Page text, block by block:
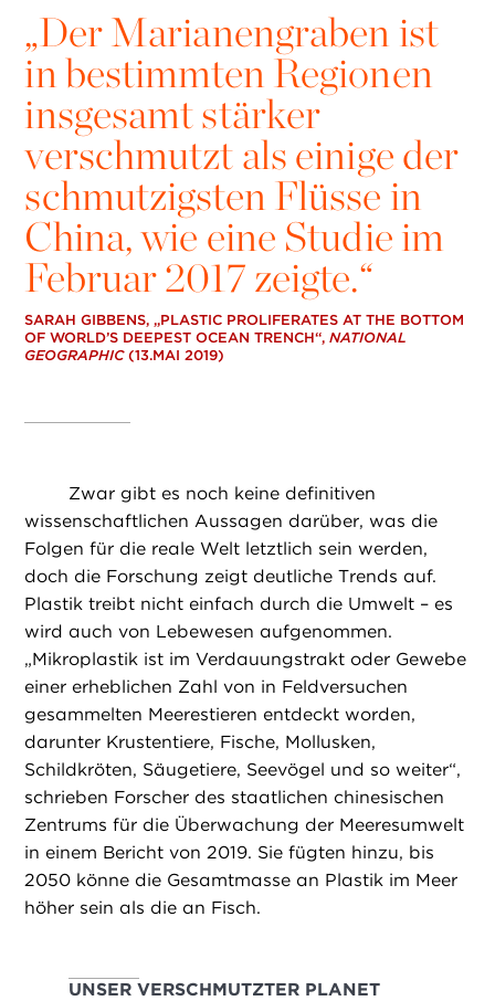
„Der Marianengraben ist
in bestimmten Regionen
insgesamt stärker
verschmutzt als einige der
schmutzigsten Flüsse in
China, wie eine Studie im
Februar 2017 zeigte.“
SARAH GIBBENS, „PLASTIC PROLIFERATES AT THE BOTTOM
OF WORLD’S DEEPEST OCEAN TRENCH“,NATIONAL
GEOGRAPHIC(13.MAI 2019)
Zwar gibt es noch keine definitiven
wissenschaftlichen Aussagen darüber, was die
Folgen für die reale Welt letztlich sein werden,
doch die Forschung zeigt deutliche Trends auf.
Plastik treibt nicht einfach durch die Umwelt – es
wird auch von Lebewesen aufgenommen.
„Mikroplastik ist im Verdauungstrakt oder Gewebe
einer erheblichen Zahl von in Feldversuchen
gesammelten Meerestieren entdeckt worden,
darunter Krustentiere, Fische, Mollusken,
Schildkröten, Säugetiere, Seevögel und so weiter“,
schrieben Forscher des staatlichen chinesischen
Zentrums für die Überwachung der Meeresumwelt
in einem Bericht von 2019. Sie fügten hinzu, bis
2050 könne die Gesamtmasse an Plastik im Meer
höher sein als die an Fisch.
UNSER VERSCHMUTZTER PLANET